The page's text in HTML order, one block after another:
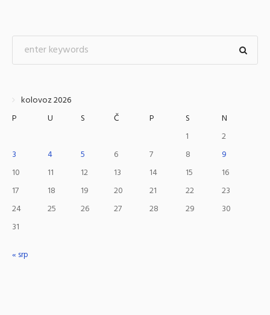
kolovoz 2026
P
U S Č P S
N
1
2
3
4 5 6 7 8
9
10
11 12 13 14 15
16
17
18 19 20 21 22
23
24
25 26 27 28 29
30
31
« srp